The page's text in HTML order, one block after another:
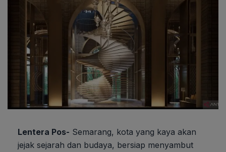
Lentera Pos- Semarang, kota yang kaya akan
jejak sejarah dan budaya, bersiap menyambut